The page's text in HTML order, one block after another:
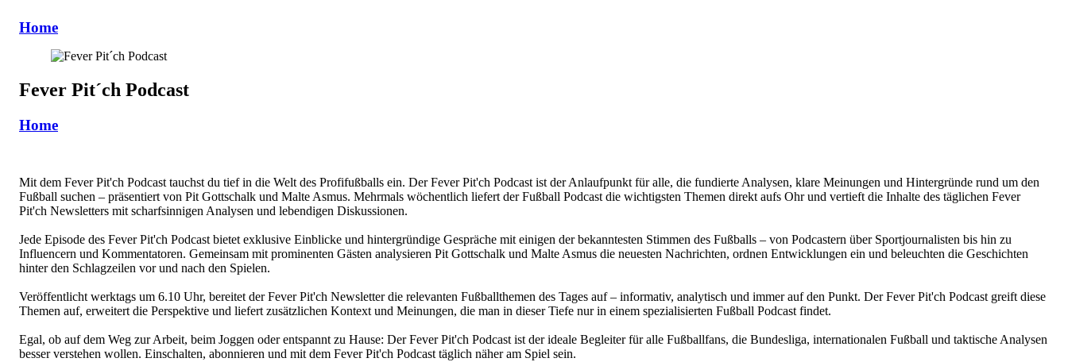
Home
Fever Pit´ch Podcast
Home
Mit dem Fever Pit'ch Podcast tauchst du tief in die Welt des Profifußballs ein. Der Fever Pit'ch Podcast ist der Anlaufpunkt für alle, die fundierte Analysen, klare Meinungen und Hintergründe rund um den
Fußball suchen – präsentiert von Pit Gottschalk und Malte Asmus. Mehrmals wöchentlich liefert der Fußball Podcast die wichtigsten Themen direkt aufs Ohr und vertieft die Inhalte des täglichen Fever
Pit'ch Newsletters mit scharfsinnigen Analysen und lebendigen Diskussionen.
Jede Episode des Fever Pit'ch Podcast bietet exklusive Einblicke und hintergründige Gespräche mit einigen der bekanntesten Stimmen des Fußballs – von Podcastern über Sportjournalisten bis hin zu
Influencern und Kommentatoren. Gemeinsam mit prominenten Gästen analysieren Pit Gottschalk und Malte Asmus die neuesten Nachrichten, ordnen Entwicklungen ein und beleuchten die Geschichten
hinter den Schlagzeilen vor und nach den Spielen.
Veröffentlicht werktags um 6.10 Uhr, bereitet der Fever Pit'ch Newsletter die relevanten Fußballthemen des Tages auf – informativ, analytisch und immer auf den Punkt. Der Fever Pit'ch Podcast greift diese
Themen auf, erweitert die Perspektive und liefert zusätzlichen Kontext und Meinungen, die man in dieser Tiefe nur in einem spezialisierten Fußball Podcast findet.
Egal, ob auf dem Weg zur Arbeit, beim Joggen oder entspannt zu Hause: Der Fever Pit'ch Podcast ist der ideale Begleiter für alle Fußballfans, die Bundesliga, internationalen Fußball und taktische Analysen
besser verstehen wollen. Einschalten, abonnieren und mit dem Fever Pit'ch Podcast täglich näher am Spiel sein.